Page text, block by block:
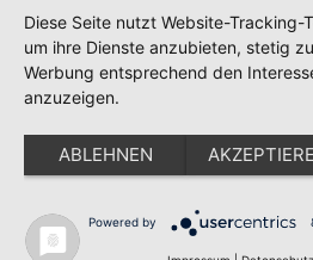
Diese Seite nutzt Website-Tracking-
um ihre Dienste anzubieten, stetig
Werbung entsprechend den
anzuzeigen.
ABLEHNEN
Powered by